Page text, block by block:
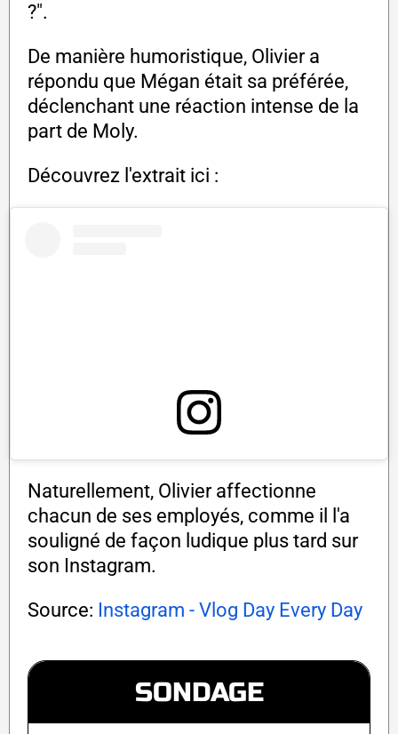
?".
De manière humoristique, Olivier a
répondu que Mégan était sa préférée,
déclenchant une réaction intense de la
part de Moly.
Découvrez l'extrait ici :
Naturellement, Olivier affectionne
chacun de ses employés, comme il l'a
souligné de façon ludique plus tard sur
son Instagram.
Source: Instagram - Vlog Day Every Day
SONDAGE